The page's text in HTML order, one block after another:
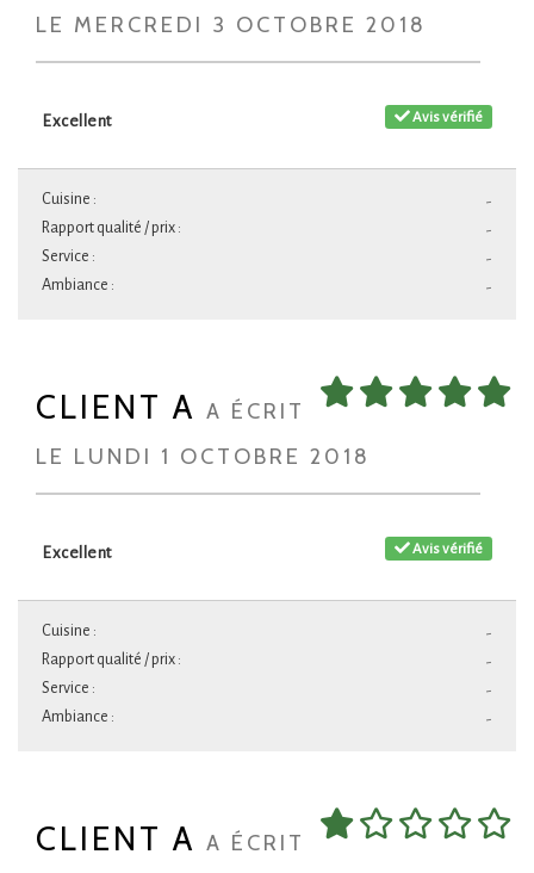
LE MERCREDI 3 OCTOBRE 2018
Avis vérifié
Excellent
-
Cuisine :
-
Rapport qualité / prix :
-
Service :
-
Ambiance :
CLIENT A A ÉCRIT
LE LUNDI 1 OCTOBRE 2018
Avis vérifié
Excellent
-
Cuisine :
-
Rapport qualité / prix :
-
Service :
-
Ambiance :
CLIENT A A ÉCRIT